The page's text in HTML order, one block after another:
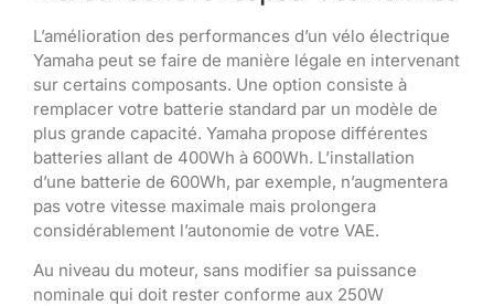
L’amélioration des performances d’un vélo électrique
Yamaha peut se faire de manière légale en intervenant
sur certains composants. Une option consiste à
remplacer votre batterie standard par un modèle de
plus grande capacité. Yamaha propose différentes
batteries allant de 400Wh à 600Wh. L’installation
d’une batterie de 600Wh, par exemple, n’augmentera
pas votre vitesse maximale mais prolongera
considérablement l’autonomie de votre VAE.
Au niveau du moteur, sans modifier sa puissance
nominale qui doit rester conforme aux 250W